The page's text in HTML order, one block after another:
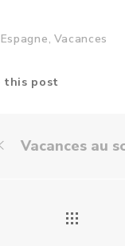
Espagne, Vacances
this post
Vacances au